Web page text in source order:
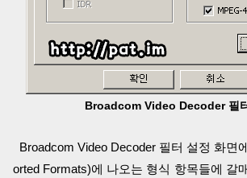
Broadcom Video Decoder 필
Broadcom Video Decoder 필터 설정 화면
orted Formats)에 나오는 형식 항목들에 갈